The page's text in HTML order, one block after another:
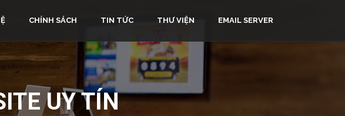
CHÍNH SÁCH TIN TỨC THƯ VIỆN EMAIL SERVER
UY TÍN